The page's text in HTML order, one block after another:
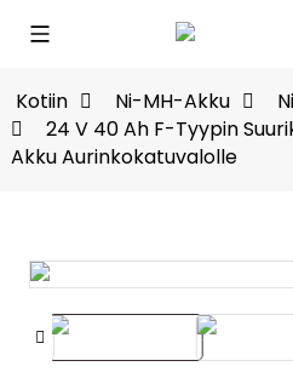
Kotiin Ni-MH-Akku
24 V 40 Ah F-Tyypin
Akku Aurinkokatuvalolle